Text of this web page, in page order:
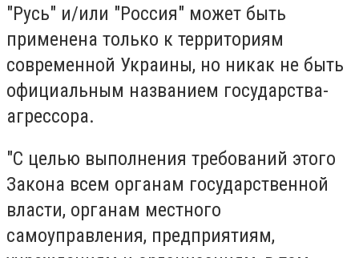
"Русь" и/или "Россия" может быть
применена только к территориям
современной Украины, но никак не быть
официальным названием государства-
агрессора.
"С целью выполнения требований этого
Закона всем органам государственной
власти, органам местного
самоуправления, предприятиям,